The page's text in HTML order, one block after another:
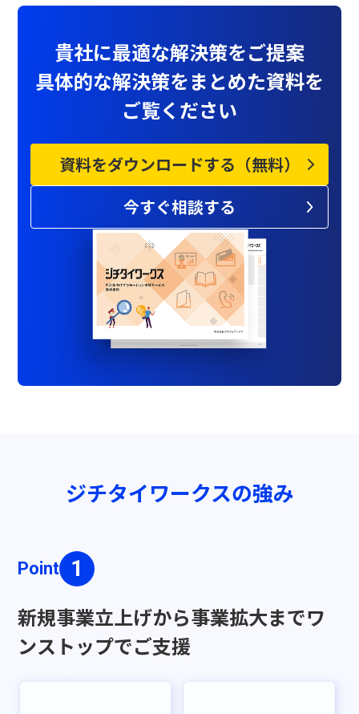
貴社に最適な解決策をご提案
具体的な解決策をまとめた資料を
ご覧ください
資料をダウンロードする（無料）
今すぐ相談する
ジチタイワークスの強み
Point
新規事業立上げから事業拡大までワ
ンストップでご支援